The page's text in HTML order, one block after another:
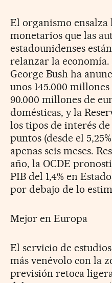
El organismo ensalza
monetarios que las
estadounidenses
relanzar la
George Bush ha
unos 145.000
90.000 millones de
domésticas, y la
los tipos de interés
puntos (desde el
apenas seis meses.
año, la OCDE
PIB del 1,4% en
por debajo de lo
Mejor en Europa
El servicio de
más venévolo con la
previsión retoca